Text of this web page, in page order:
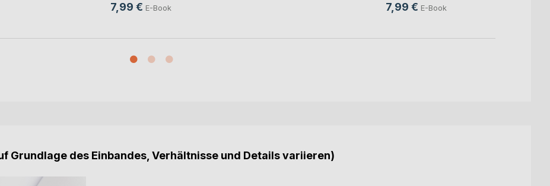
7,99 € E-Book 7,99 € E-Book
Grundlage des Einbandes, Verhältnisse und Details variieren)